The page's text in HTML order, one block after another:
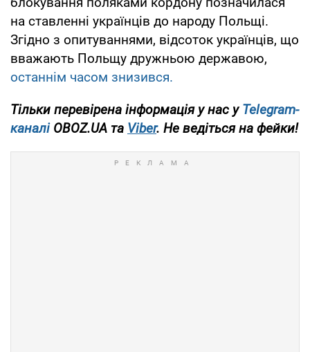
на ставленні українців до народу Польщі.
Згідно з опитуваннями, відсоток українців, що
вважають Польщу дружньою державою,
останнім часом знизився.
Тільки перевірена інформація у нас уTelegram-
каналіOBOZ.UA та Viber. Не ведіться на фейки!